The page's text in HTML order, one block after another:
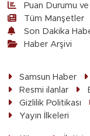
Puan Durumu
Tüm Manşetler
Son Dakika
Haber Arşivi
Samsun Haber
Resmi ilanlar
Gizlilik Politikası
Yayın İlkeleri